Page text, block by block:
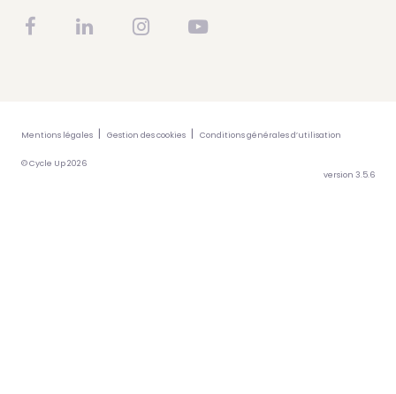
Mentions légales Gestion des cookies Conditions générales d’utilisation
© Cycle Up 2026
version 3.5.6